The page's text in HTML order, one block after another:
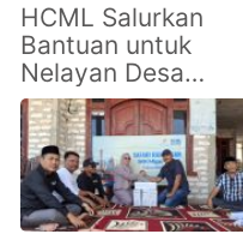
HCML Salurkan
Bantuan untuk
Nelayan Desa
Lobuk dan Warga
Giligenting